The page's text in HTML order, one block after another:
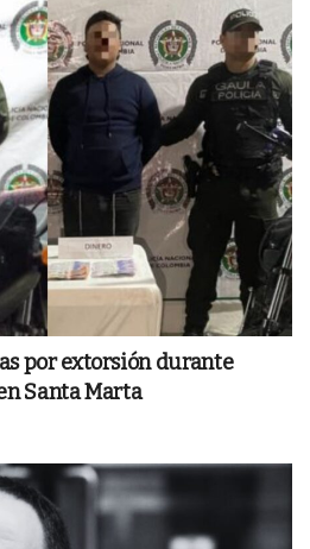
por extorsión durante
Santa Marta